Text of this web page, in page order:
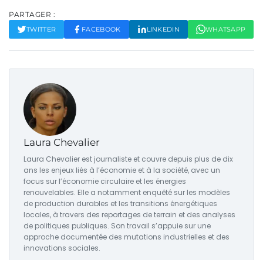
PARTAGER :
TWITTER FACEBOOK LINKEDIN WHATSAPP
Laura Chevalier
Laura Chevalier est journaliste et couvre depuis plus de dix
ans les enjeux liés à l’économie et à la société, avec un
focus sur l’économie circulaire et les énergies
renouvelables. Elle a notamment enquêté sur les modèles
de production durables et les transitions énergétiques
locales, à travers des reportages de terrain et des analyses
de politiques publiques. Son travail s’appuie sur une
approche documentée des mutations industrielles et des
innovations sociales.